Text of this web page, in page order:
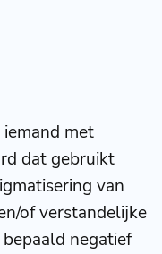
iemand met
dat gebruikt
van
of verstandelijke
negatief